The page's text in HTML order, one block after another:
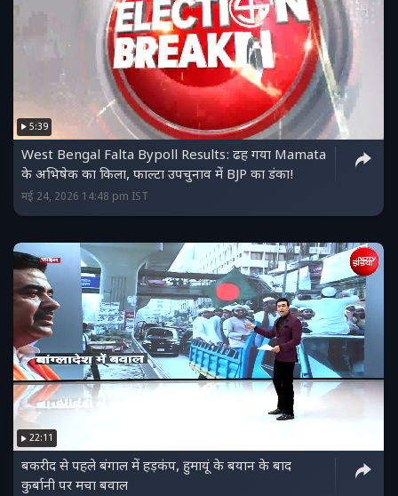
5:39
West Bengal Falta Bypoll Results: ढह गया Mamata
के अभिषेक का किला, फाल्टा उपचुनाव में BJP का डंका!
मई 24, 2026 14:48 pm IST
22:11
बकरीद से पहले बंगाल में हड़कंप, हुमायूं के बयान के बाद
कुर्बानी पर मचा बवाल